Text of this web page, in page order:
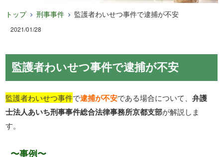
トップ 刑事事件 監護者わいせつ事件で逮捕が不安
2021/01/28
監護者わいせつ事件で逮捕が不安
監護者わいせつ事件で逮捕が不安である場合について、弁護
士法人あいち刑事事件総合法律事務所京都支部が解説しま
す。
〜事例〜